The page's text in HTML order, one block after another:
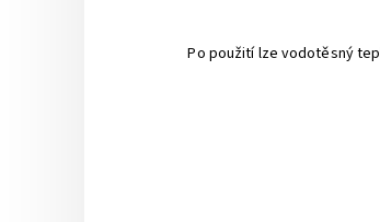
Po použití lze vodotěsný